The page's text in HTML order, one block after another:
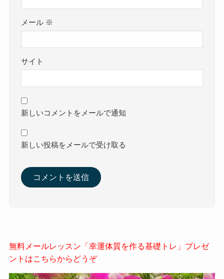
メール ※
サイト
新しいコメントをメールで通知
新しい投稿をメールで受け取る
無料メールレッスン「幸運体質を作る基礎トレ」プレゼ
ントはこちらからどうぞ